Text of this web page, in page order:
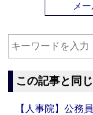
メ
この記事と同
【人事院】公務